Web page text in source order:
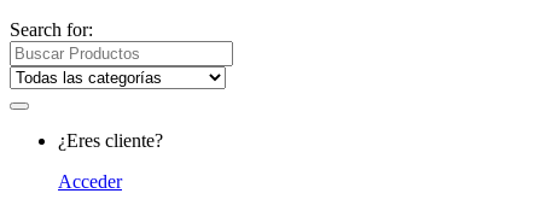
Search for:
¿Eres cliente?
Acceder